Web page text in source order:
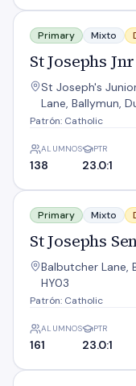
St Josephs Jnr
Primary Mixto
St Josephs Jnr
St Joseph's
Lane, Ballymun,
Patrón: Catholic
ALUMNOS
138
PTR
23.0:1
St Josephs Senior N S
Primary Mixto
St Josephs
Balbutcher Lane,
HY03
Patrón: Catholic
ALUMNOS
161
PTR
23.0:1
St Kevins B N S